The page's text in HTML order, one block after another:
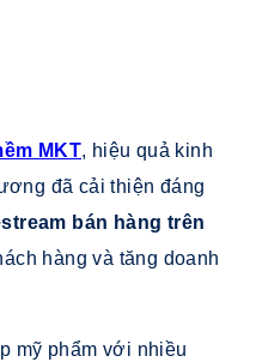
MKT, hiệu quả kinh
đã cải thiện đáng
bán hàng trên
hàng và tăng doanh
mỹ phẩm với nhiều